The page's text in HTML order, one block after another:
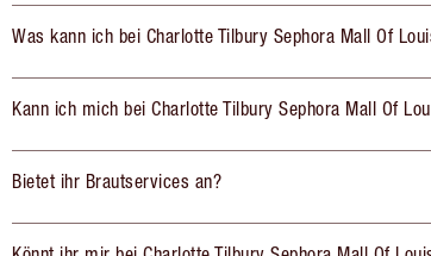
Was kann ich bei Charlotte Tilbury Sephora Mall Of
Kann ich mich bei Charlotte Tilbury Sephora Mall Of
Bietet ihr Brautservices an?